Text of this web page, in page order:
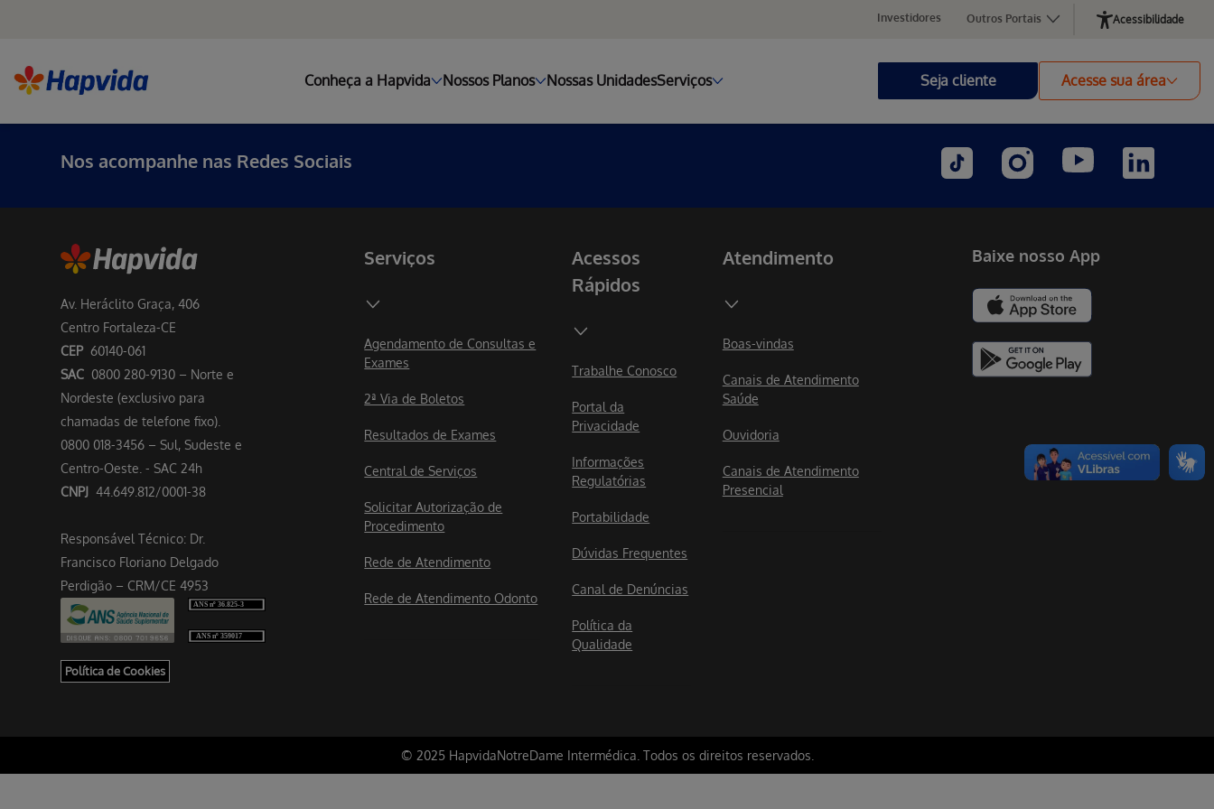
Investidores Outros Portais Acessibilidade
Conheça a Hapvida Nossos Planos Nossas UnidadesServiços Seja cliente Acesse sua área
Nos acompanhe nas Redes Sociais
Av. Heráclito Graça, 406
Centro Fortaleza-CE
CEP 60140-061
SAC 0800 280-9130 – Norte e
Nordeste (exclusivo para
chamadas de telefone fixo).
0800 018-3456 – Sul, Sudeste e
Centro-Oeste. - SAC 24h
CNPJ 44.649.812/0001-38
Responsável Técnico: Dr.
Francisco Floriano Delgado
Perdigão – CRM/CE 4953
Política de Cookies
Serviços
Agendamento de Consultas e
Exames
2ª Via de Boletos
Resultados de Exames
Central de Serviços
Solicitar Autorização de
Procedimento
Rede de Atendimento
Rede de Atendimento Odonto
Acessos
Rápidos
Trabalhe Conosco
Portal da
Privacidade
Informações
Regulatórias
Portabilidade
Dúvidas Frequentes
Canal de Denúncias
Política da
Qualidade
Atendimento
Boas-vindas
Canais de Atendimento
Saúde
Ouvidoria
Canais de Atendimento
Presencial
Baixe nosso App
© 2025 HapvidaNotreDame Intermédica. Todos os direitos reservados.